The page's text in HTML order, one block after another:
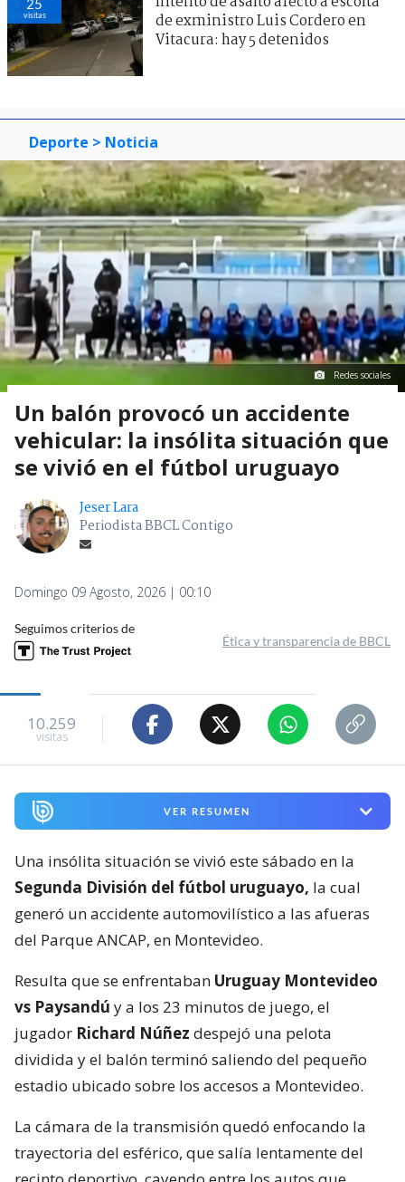
25
visitas
de exministro Luis Cordero en
Vitacura: hay 5 detenidos
Deporte > Noticia
Redes sociales
Un balón provocó un accidente
vehicular: la insólita situación que
se vivió en el fútbol uruguayo
Jeser Lara
Periodista BBCL Contigo
Domingo 09 Agosto, 2026 | 00:10
Seguimos criterios de
Ética y transparencia de BBCL
10.259
visitas
VER RESUMEN
Una insólita situación se vivió este sábado en la
Segunda División del fútbol uruguayo, la cual
generó un accidente automovilístico a las afueras
del Parque ANCAP, en Montevideo.
Resulta que se enfrentaban Uruguay Montevideo
vs Paysandú y a los 23 minutos de juego, el
jugador Richard Núñez despejó una pelota
dividida y el balón terminó saliendo del pequeño
estadio ubicado sobre los accesos a Montevideo.
La cámara de la transmisión quedó enfocando la
trayectoria del esférico, que salía lentamente del